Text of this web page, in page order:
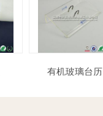
有机玻璃台历